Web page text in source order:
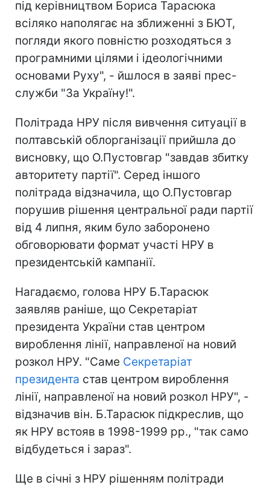
під керівництвом Бориса Тарасюка
всіляко наполягає на зближенні з БЮТ,
погляди якого повністю розходяться з
програмними цілями і ідеологічними
основами Руху", - йшлося в заяві прес-
служби "За Україну!".
Політрада НРУ після вивчення ситуації в
полтавській облорганізації прийшла до
висновку, що О.Пустовгар "завдав збитку
авторитету партії". Серед іншого
політрада відзначила, що О.Пустовгар
порушив рішення центральної ради партії
від 4 липня, яким було заборонено
обговорювати формат участі НРУ в
президентській кампанії.
Нагадаємо, голова НРУ Б.Тарасюк
заявляв раніше, що Секретаріат
президента України став центром
вироблення лінії, направленої на новий
розкол НРУ. "Саме Секретаріат
президента став центром вироблення
лінії, направленої на новий розкол НРУ", -
відзначив він. Б.Тарасюк підкреслив, що
як НРУ встояв в 1998-1999 рр., "так само
відбудеться і зараз".
Ще в січні з НРУ рішенням політради